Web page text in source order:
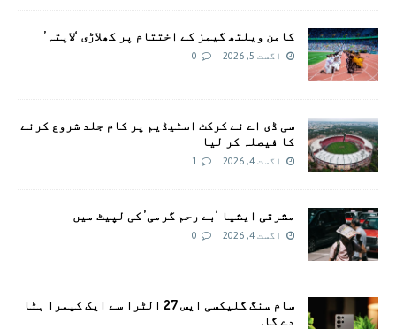
کامن ویلتھ گیمز کے اختتام پر کھلاڑی ‘لاپتہ’
اگست 5, 2026 0
سی ڈی اے نے کرکٹ اسٹیڈیم پر کام جلد شروع کرنے
کا فیصلہ کر لیا
اگست 4, 2026 1
مشرقی ایشیا ‘بے رحم گرمی’ کی لپیٹ میں
اگست 4, 2026 0
سام سنگ گلیکسی ایس 27 الٹرا سے ایک کیمرا ہٹا
دے گا.